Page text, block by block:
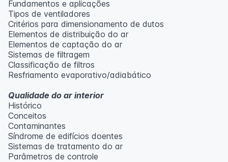
Fundamentos e aplicações
Tipos de ventiladores
Critérios para dimensionamento de dutos
Elementos de distribuição do ar
Elementos de captação do ar
Sistemas de filtragem
Classificação de filtros
Resfriamento evaporativo/adiabático
Qualidade do ar interior
Histórico
Conceitos
Contaminantes
Síndrome de edifícios doentes
Sistemas de tratamento do ar
Parâmetros de controle